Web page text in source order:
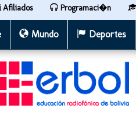
Afiliados Programaci�n
Mundo Deportes